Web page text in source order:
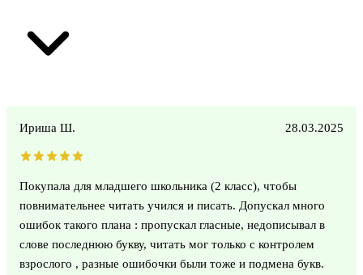
Ириша Ш. 28.03.2025
Покупала для младшего школьника (2 класс), чтобы
повнимательнее читать учился и писать. Допускал много
ошибок такого плана : пропускал гласные, недописывал в
слове последнюю букву, читать мог только с контролем
взрослого , разные ошибочки были тоже и подмена букв.